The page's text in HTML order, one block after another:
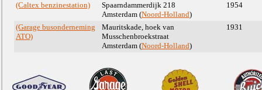
(Caltex benzinestation)
Spaarndammerdijk 218
Amsterdam (Noord-Holland)
1954
(Garage busonderneming
ATO)
Mauritskade, hoek van
Musschenbroekstraat
Amsterdam (Noord-Holland)
1931